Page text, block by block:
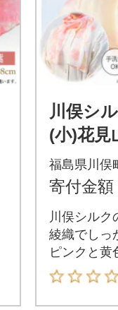
川俣シ
(小)花見
福島県川俣
寄付金額
川俣シルク
綾織でしっ
ピンクと黄
トールです